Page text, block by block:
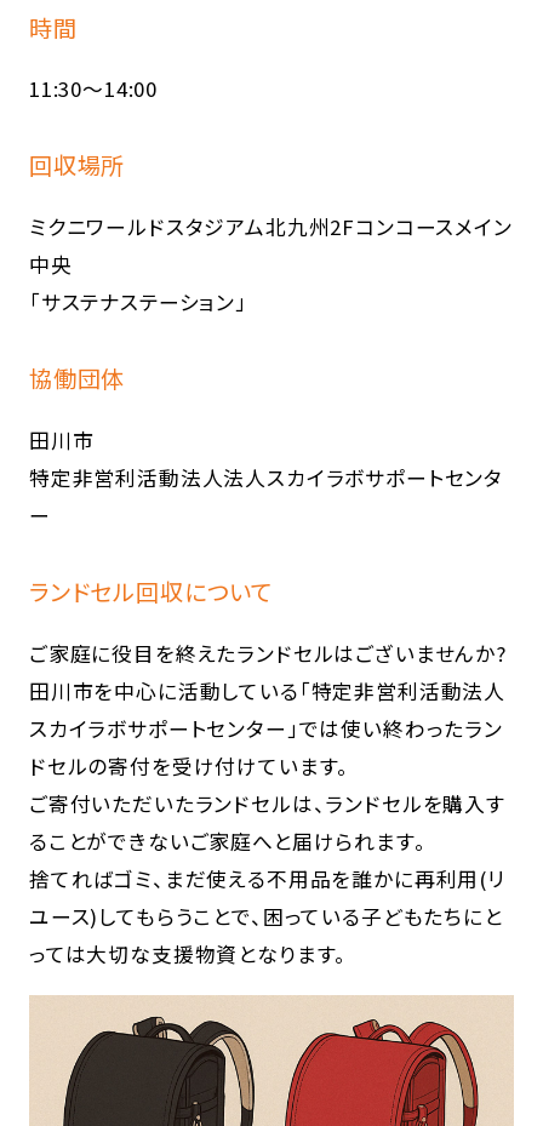
時間
11:30～14:00
回収場所
ミクニワールドスタジアム北九州2Fコンコースメイン
中央
「サステナステーション」
協働団体
田川市
特定非営利活動法人法人スカイラボサポートセンタ
ー
ランドセル回収について
ご家庭に役目を終えたランドセルはございませんか?
田川市を中心に活動している「特定非営利活動法人
スカイラボサポートセンター」では使い終わったラン
ドセルの寄付を受け付けています。
ご寄付いただいたランドセルは、ランドセルを購入す
ることができないご家庭へと届けられます。
捨てればゴミ、まだ使える不用品を誰かに再利用(リ
ユース)してもらうことで、困っている子どもたちにと
っては大切な支援物資となります。